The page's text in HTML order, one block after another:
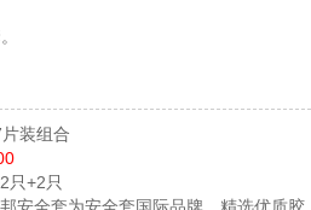
装组合
只+2只